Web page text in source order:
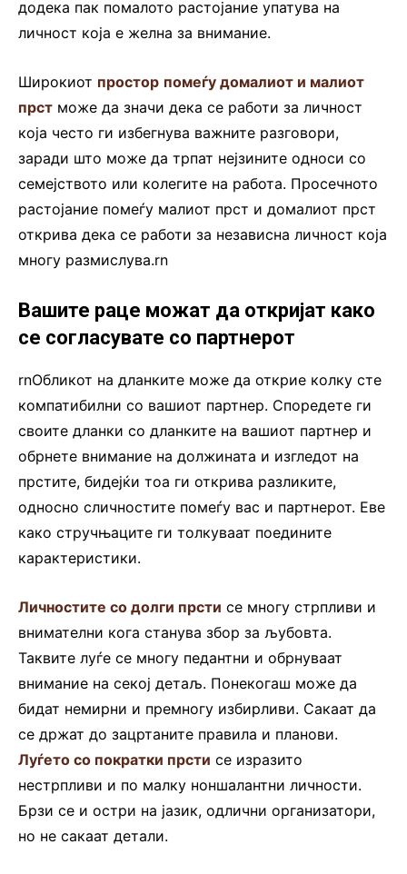
додека пак помалото растојание упатува на
личност која е желна за внимание.
Широкиот простор помеѓу домалиот и малиот
прст може да значи дека се работи за личност
која често ги избегнува важните разговори,
заради што може да трпат нејзините односи со
семејството или колегите на работа. Просечното
растојание помеѓу малиот прст и домалиот прст
открива дека се работи за независна личност која
многу размислува.rn
Вашите раце можат да откријат како
се согласувате со партнерот
rnОбликот на дланките може да открие колку сте
компатибилни со вашиот партнер. Споредете ги
своите дланки со дланките на вашиот партнер и
обрнете внимание на должината и изгледот на
прстите, бидејќи тоа ги открива разликите,
односно сличностите помеѓу вас и партнерот. Еве
како стручњаците ги толкуваат поедините
карактеристики.
Личностите со долги прсти се многу стрпливи и
внимателни кога станува збор за љубовта.
Таквите луѓе се многу педантни и обрнуваат
внимание на секој детаљ. Понекогаш може да
бидат немирни и премногу избирливи. Сакаат да
се држат до зацртаните правила и планови.
Луѓето со пократки прсти се изразито
нестрпливи и по малку ноншалантни личности.
Брзи се и остри на јазик, одлични организатори,
но не сакаат детали.